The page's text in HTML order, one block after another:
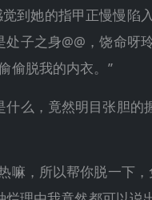
到她的指甲正慢慢陷
子之身@@，饶命呀
偷脱我的内衣。”
什么，竟然明目张胆的
嘛，所以帮你脱一下